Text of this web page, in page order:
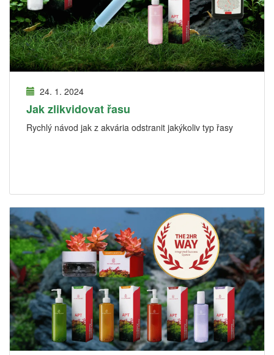
24. 1. 2024
Jak zlikvidovat řasu
Rychlý návod jak z akvária odstranit jakýkoliv typ řasy